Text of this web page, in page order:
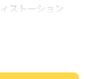
ストーション